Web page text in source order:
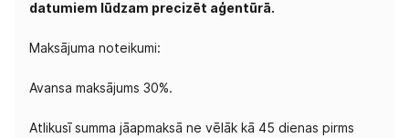
datumiem lūdzam precizēt aģentūrā.
Maksājuma noteikumi:
Avansa maksājums 30%.
Atlikusī summa jāapmaksā ne vēlāk kā 45 dienas pirms